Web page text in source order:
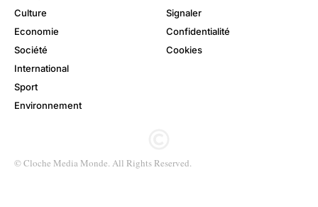
Culture
Economie
Société
International
Sport
Environnement
Signaler
Confidentialité
Cookies
© Cloche Media Monde. All Rights Reserved.